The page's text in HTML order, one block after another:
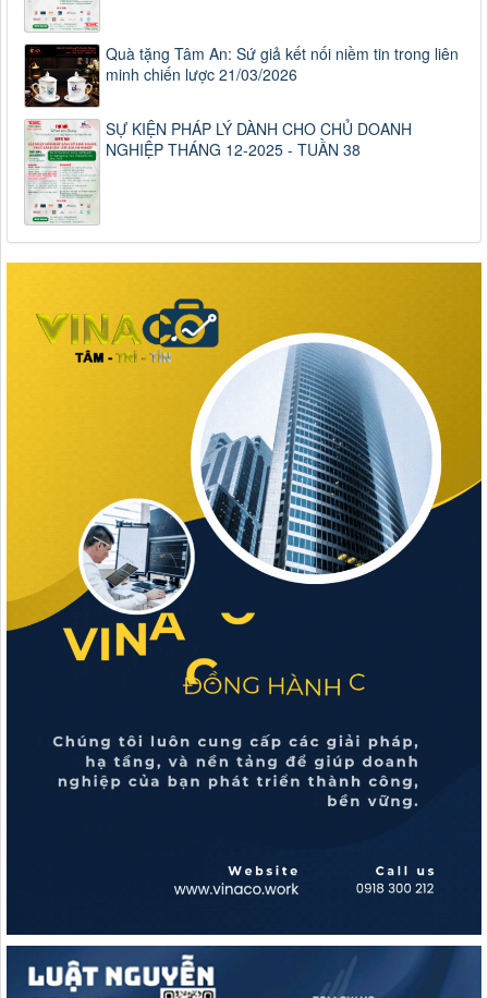
Quà tặng Tâm An: Sứ giả kết nối niềm tin trong liên
minh chiến lược 21/03/2026
SỰ KIỆN PHÁP LÝ DÀNH CHO CHỦ DOANH
NGHIỆP THÁNG 12-2025 - TUẦN 38